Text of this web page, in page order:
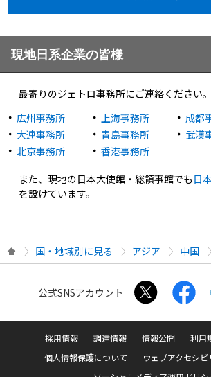
現地日系企業の皆様
最寄りのジェトロ事務所にご連絡ください。
広州事務所
上海事務所
成都
大連事務所
青島事務所
武漢
北京事務所
香港事務所
また、現地の日本大使館・総領事館でも 日
を設けています。
国・地域別に見る アジア 中国
公式SNSアカウント
採用情報 調達情報 情報公開
利用
個人情報保護について
ウェブアクセシ